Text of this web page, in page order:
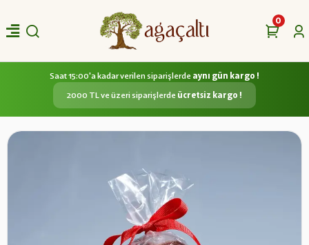
0
Saat 15:00'a kadar verilen siparişlerde aynı gün kargo !
2000 TL ve üzeri siparişlerde ücretsiz kargo !